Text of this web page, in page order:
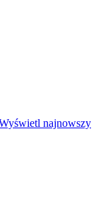
najnowszy